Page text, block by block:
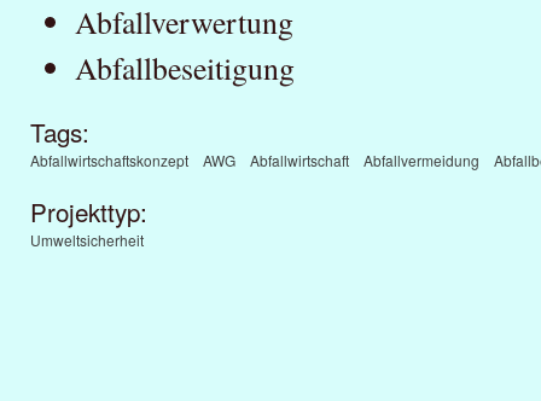
Abfallverwertung
Abfallbeseitigung
Tags:
Abfallwirtschaftskonzept AWG Abfallwirtschaft Abfallvermeidung
Projekttyp:
Umweltsicherheit